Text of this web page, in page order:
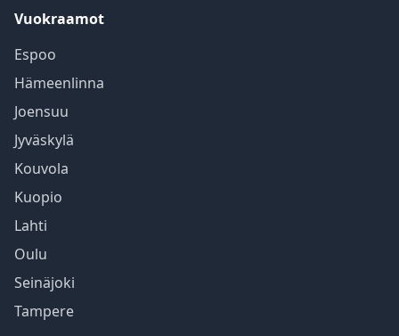
Vuokraamot
Espoo
Hämeenlinna
Joensuu
Jyväskylä
Kouvola
Kuopio
Lahti
Oulu
Seinäjoki
Tampere